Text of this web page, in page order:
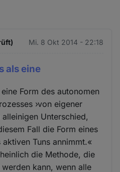
Mi. 8 Okt 2014 - 22:18
als eine
Form des autonomen
›von eigener
Unterschied,
Fall die Form eines
Tuns annimmt.«
die Methode, die
kann, wenn alle